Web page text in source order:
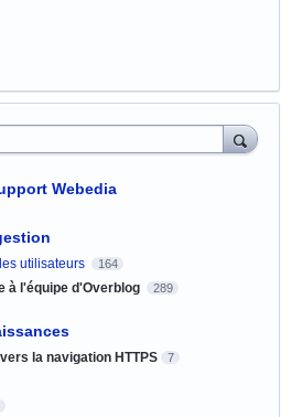
Webedia
utilisateurs 164
à l'équipe d'Overblog 289
la navigation HTTPS 7